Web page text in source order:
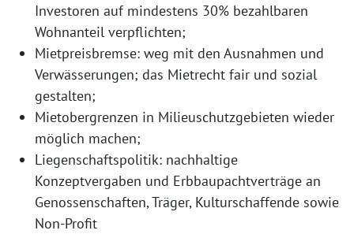
Investoren auf mindestens 30% bezahlbaren
Wohnanteil verpflichten;
Mietpreisbremse: weg mit den Ausnahmen und
Verwässerungen; das Mietrecht fair und sozial
gestalten;
Mietobergrenzen in Milieuschutzgebieten wieder
möglich machen;
Liegenschaftspolitik: nachhaltige
Konzeptvergaben und Erbbaupachtverträge an
Genossenschaften, Träger, Kulturschaffende sowie
Non-Profit